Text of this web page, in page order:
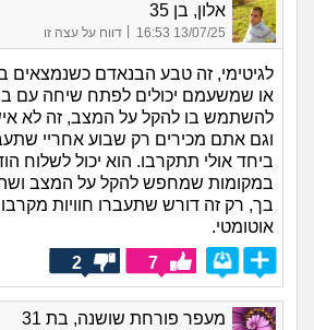
אלון, בן 35
13/07/25 16:53 דווח על עצה זו
לגיטימי, זה טבע הבנאדם כשנמצאים
או שמשעמם יכולים לפתח שיחה עם
להשתמש בו להקל על המצב, זה לא
וגם אתם מכירים רק שבוע אחריי
ביחד אולי תתקרבו. הוא יכול לשלוח
במקומות שמחפש להקל על המצב
בך, רק זה דורש שתעברו חוויות
אוטומטי.
7
2
מעפר פורחת שושנה, בת 31